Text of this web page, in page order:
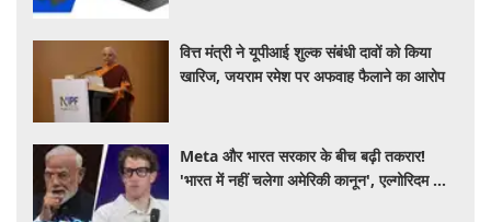
वित्त मंत्री ने यूपीआई शुल्क संबंधी दावों को किया
खारिज, जयराम रमेश पर अफवाह फैलाने का आरोप
Meta और भारत सरकार के बीच बढ़ी तकरार!
'भारत में नहीं चलेगा अमेरिकी कानून', एल्गोरिदम को